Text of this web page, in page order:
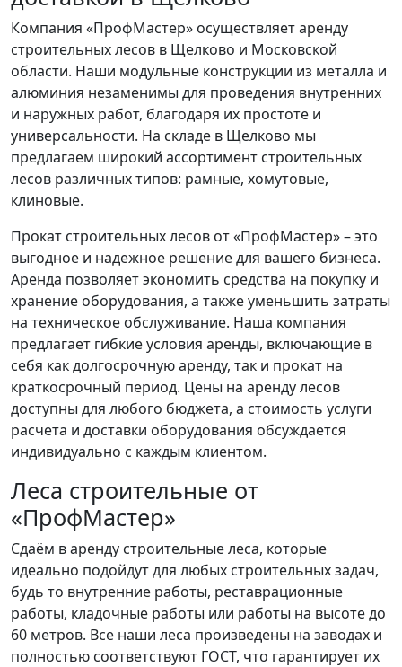
Компания «ПрофМастер» осуществляет аренду
строительных лесов в Щелково и Московской
области. Наши модульные конструкции из металла и
алюминия незаменимы для проведения внутренних
и наружных работ, благодаря их простоте и
универсальности. На складе в Щелково мы
предлагаем широкий ассортимент строительных
лесов различных типов: рамные, хомутовые,
клиновые.
Прокат строительных лесов от «ПрофМастер» – это
выгодное и надежное решение для вашего бизнеса.
Аренда позволяет экономить средства на покупку и
хранение оборудования, а также уменьшить затраты
на техническое обслуживание. Наша компания
предлагает гибкие условия аренды, включающие в
себя как долгосрочную аренду, так и прокат на
краткосрочный период. Цены на аренду лесов
доступны для любого бюджета, а стоимость услуги
расчета и доставки оборудования обсуждается
индивидуально с каждым клиентом.
Леса строительные от
«ПрофМастер»
Сдаём в аренду строительные леса, которые
идеально подойдут для любых строительных задач,
будь то внутренние работы, реставрационные
работы, кладочные работы или работы на высоте до
60 метров. Все наши леса произведены на заводах и
полностью соответствуют ГОСТ, что гарантирует их